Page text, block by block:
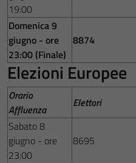
19:00
Domenica 9
giugno - ore
23:00 (Finale)
8874
Elezioni Europee
Orario
Affluenza
Elettori
Sabato 8
giugno - ore
23:00
8695